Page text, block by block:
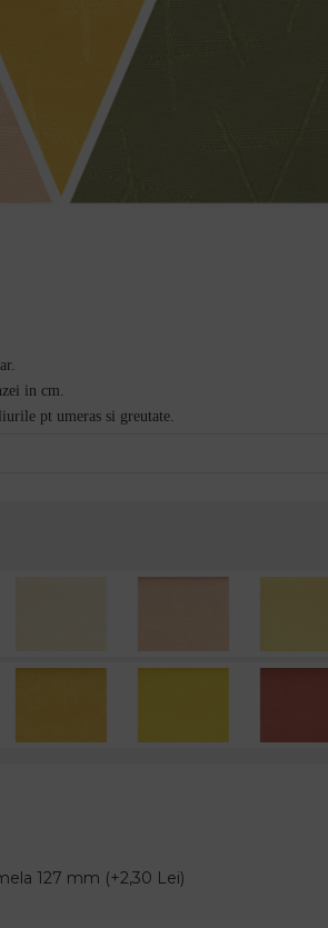
in cm.
pt umeras si greutate.
127 mm (+2,30 Lei)